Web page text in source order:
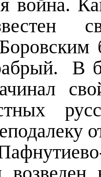
война.
В